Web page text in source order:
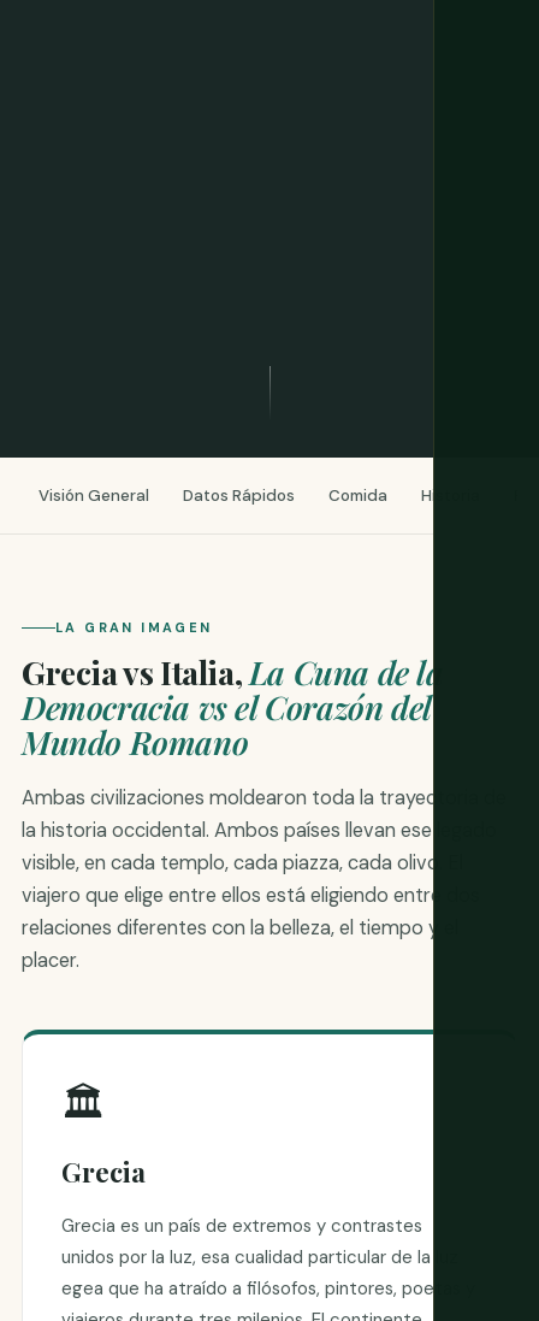
Visión General Datos Rápidos Comida Historia
LA GRAN IMAGEN
Grecia vs Italia,La Cuna de la
Democracia vs el Corazón del
Mundo Romano
Ambas civilizaciones moldearon toda la trayectoria de
la historia occidental. Ambos países llevan ese legado
visible, en cada templo, cada piazza, cada olivo. El
viajero que elige entre ellos está eligiendo entre dos
relaciones diferentes con la belleza, el tiempo y el
placer.
🏛️
Grecia
Grecia es un país de extremos y contrastes
unidos por la luz, esa cualidad particular de la luz
egea que ha atraído a filósofos, pintores, poetas y